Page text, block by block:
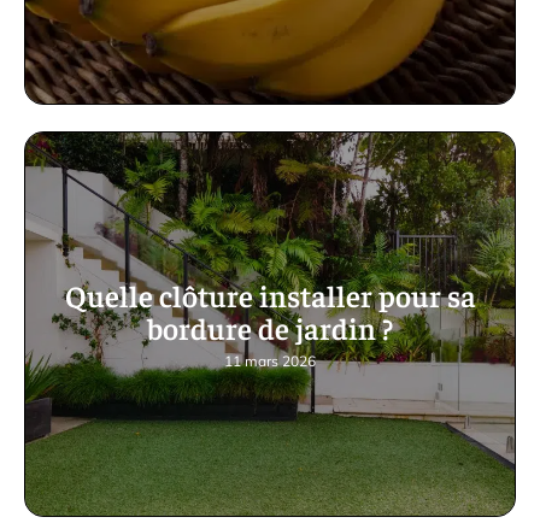
Quelle clôture installer pour sa
bordure de jardin ?
11 mars 2026